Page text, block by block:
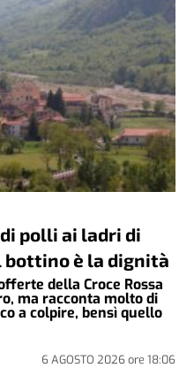
polli ai ladri di
bottino è la dignità
della Croce Rossa
ma racconta molto di
a colpire, bensì quello
6 AGOSTO 2026ore 18:06